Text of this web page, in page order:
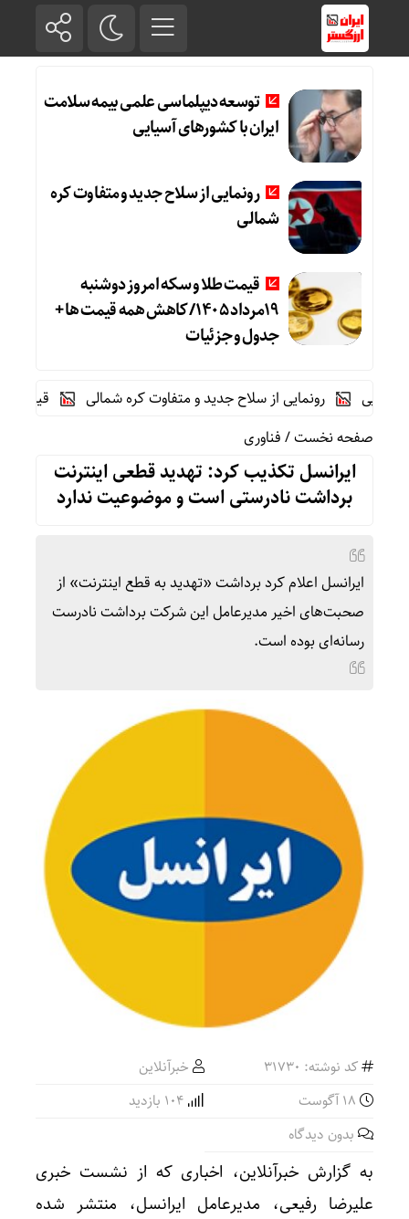
توسعه دیپلماسی علمی بیمه سلامت
ایران با کشورهای آسیایی
رونمایی از سلاح جدید و متفاوت کره
شمالی
قیمت طلا و سکه امروز دوشنبه
19مرداد 1405/ کاهش همه قیمت ها +
جدول و جزئیات
رونمایی از سلاح جدید و متفاوت کره شمالی
قیمت طلا و سکه امروز دوشنبه
صفحه نخست/فناوری
ایرانسل تکذیب کرد: تهدید قطعی اینترنت
برداشت نادرستی است و موضوعیت ندارد
ایرانسل اعلام کرد برداشت «تهدید به قطع اینترنت» از
صحبت‌های اخیر مدیرعامل این شرکت برداشت نادرست
رسانه‌ای بوده است.
کد نوشته: 31730
خبرآنلاین
بدون دیدگاه
به گزارش خبرآنلاین، اخباری که از نشست خبری
علیرضا رفیعی، مدیرعامل ایرانسل، منتشر شده